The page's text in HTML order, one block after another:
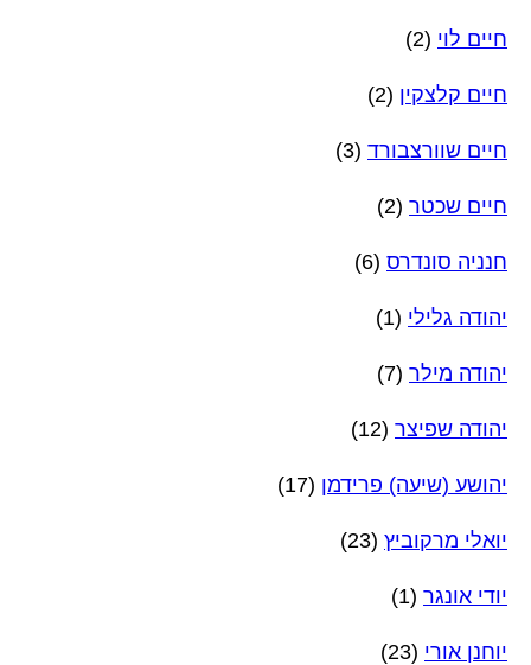
חיים לוי (2)
חיים קלצקין (2)
חיים שוורצבורד (3)
חיים שכטר (2)
חנניה סונדרס (6)
יהודה גלילי (1)
יהודה מילר (7)
יהודה שפיצר (12)
יהושע (שיעה) פרידמן (17)
יואלי מרקוביץ (23)
יודי אונגר (1)
יוחנן אורי (23)